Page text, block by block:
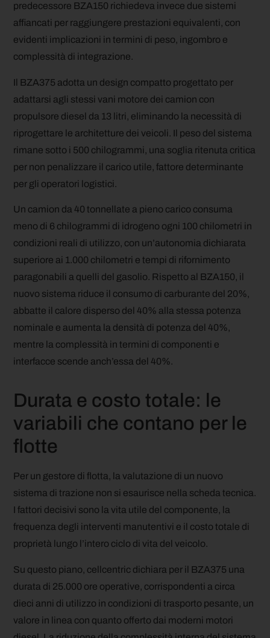
predecessore BZA150 richiedeva invece due sistemi
affiancati per raggiungere prestazioni equivalenti, con
evidenti implicazioni in termini di peso, ingombro e
complessità di integrazione.
Il BZA375 adotta un design compatto progettato per
adattarsi agli stessi vani motore dei camion con
propulsore diesel da 13 litri, eliminando la necessità di
riprogettare le architetture dei veicoli. Il peso del sistema
rimane sotto i 500 chilogrammi, una soglia ritenuta critica
per non penalizzare il carico utile, fattore determinante
per gli operatori logistici.
Un camion da 40 tonnellate a pieno carico consuma
meno di 6 chilogrammi di idrogeno ogni 100 chilometri in
condizioni reali di utilizzo, con un’autonomia dichiarata
superiore ai 1.000 chilometri e tempi di rifornimento
paragonabili a quelli del gasolio. Rispetto al BZA150, il
nuovo sistema riduce il consumo di carburante del 20%,
abbatte il calore disperso del 40% alla stessa potenza
nominale e aumenta la densità di potenza del 40%,
mentre la complessità in termini di componenti e
interfacce scende anch’essa del 40%.
Durata e costo totale: le
variabili che contano per le
flotte
Per un gestore di flotta, la valutazione di un nuovo
sistema di trazione non si esaurisce nella scheda tecnica.
I fattori decisivi sono la vita utile del componente, la
frequenza degli interventi manutentivi e il costo totale di
proprietà lungo l’intero ciclo di vita del veicolo.
Su questo piano, cellcentric dichiara per il BZA375 una
durata di 25.000 ore operative, corrispondenti a circa
dieci anni di utilizzo in condizioni di trasporto pesante, un
valore in linea con quanto offerto dai moderni motori